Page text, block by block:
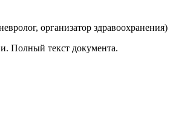
организатор здравоохранения)
Полный текст документа.